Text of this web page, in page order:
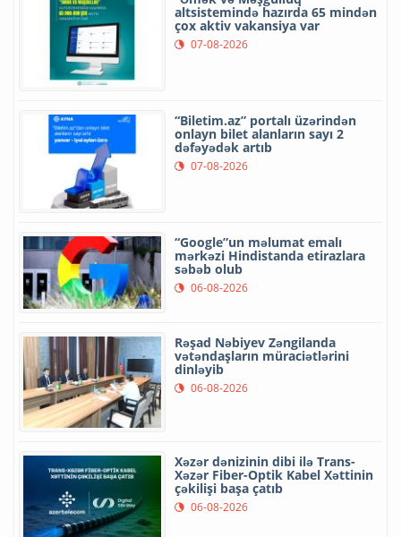
altsistemində hazırda 65 mindən
çox aktiv vakansiya var
07-08-2026
“Biletim.az” portalı üzərindən
onlayn bilet alanların sayı 2
dəfəyədək artıb
07-08-2026
“Google”un məlumat emalı
mərkəzi Hindistanda etirazlara
səbəb olub
06-08-2026
Rəşad Nəbiyev Zəngilanda
vətəndaşların müraciətlərini
dinləyib
06-08-2026
Xəzər dənizinin dibi ilə Trans-
Xəzər Fiber-Optik Kabel Xəttinin
çəkilişi başa çatıb
06-08-2026